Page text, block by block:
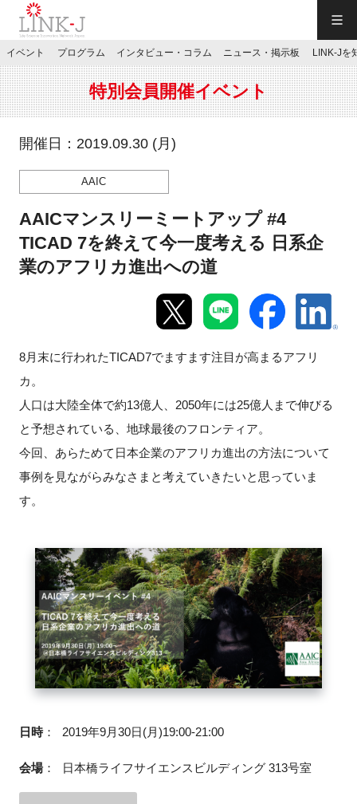
JP／EN
特別会員専用メニュー
施設ご予約
新規登録
イベント
プログラム
ニュース・掲示板
LINK-Jを知る
特別会員
施設・アクセス
FAQ
イベントお知らせメール登録
イベント プログラム インタビュー・コラム ニュース・掲示板 LINK-Jを
特別会員開催イベント
開催日：2019.09.30 (月)
AAIC
AAICマンスリーミートアップ #4
TICAD 7を終えて今一度考える 日系企
業のアフリカ進出への道
8月末に行われたTICAD7でますます注目が高まるアフリ
カ。
人口は大陸全体で約13億人、2050年には25億人まで伸びる
と予想されている、地球最後のフロンティア。
今回、あらためて日本企業のアフリカ進出の方法について
事例を見ながらみなさまと考えていきたいと思っていま
す。
日時： 2019年9月30日(月)19:00-21:00
会場： 日本橋ライフサイエンスビルディング 313号室